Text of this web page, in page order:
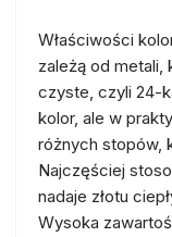
Właściwości
zależą od metali,
czyste, czyli 24-
kolor, ale w
różnych stopów,
Najczęściej
nadaje złotu
Wysoka